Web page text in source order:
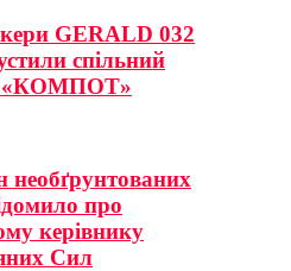
GERALD 032
спільний
«КОМПОТ»
про
керівнику
Сил